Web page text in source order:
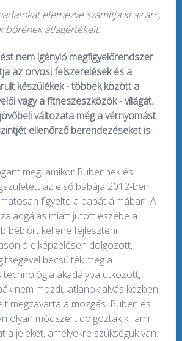
elemezve számítja ki az arc,
bőrének átlagértékeit.
nem igénylő megfigyelőrendszer
az orvosi felszerelések és a
készülékek - többek között a
vagy a fitneszeszközök - világát.
változata még a vérnyomást
ellenőrző berendezéseket is
meg, amikor Rubennek és
az első babája 2012-ben
figyelte a babát álmában. A
miatt jutott eszébe a
bébiőrt kellene fejleszteni.
elképzelésen dolgozott,
becsülték meg a
technológia akadályba ütközött,
nem mozdulatlanok alvás közben,
megzavarta a mozgás. Ruben és
olyan módszert dolgoztak ki, ami
a jeleket, amelyekre szükségük van.